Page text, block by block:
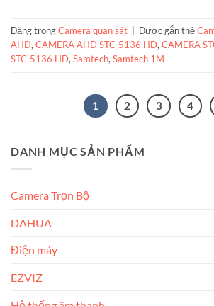
Đăng trongCamera quan sát Được gắn thẻ
AHD, CAMERA AHD STC-5136 HD, CAMERA
STC-5136 HD, Samtech, Samtech 1M
1 2 3 4
DANH MỤC SẢN PHẨM
Camera Trọn Bộ
DAHUA
Điện máy
EZVIZ